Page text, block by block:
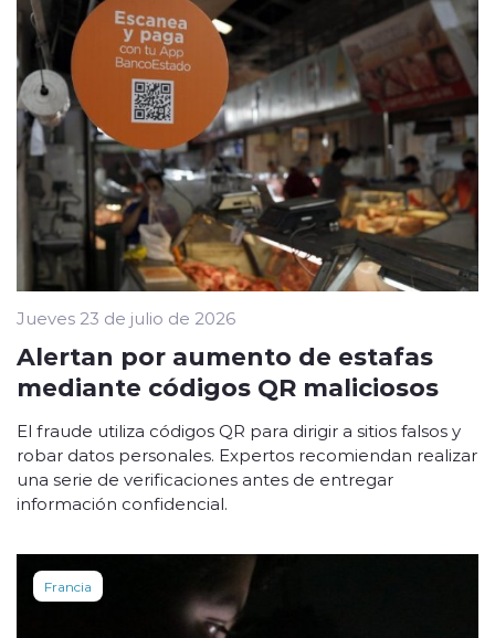
Jueves 23 de julio de 2026
Alertan por aumento de estafas
mediante códigos QR maliciosos
El fraude utiliza códigos QR para dirigir a sitios falsos y
robar datos personales. Expertos recomiendan realizar
una serie de verificaciones antes de entregar
información confidencial.
Francia